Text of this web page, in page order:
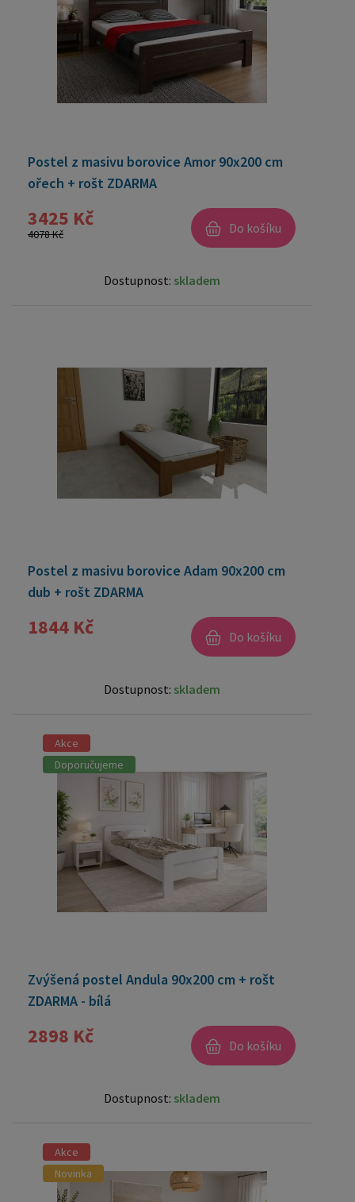
Postel z masivu borovice Amor 90x200 cm
ořech + rošt ZDARMA
3425 Kč
4078 Kč Do košíku
Dostupnost: skladem
Postel z masivu borovice Adam 90x200 cm
dub + rošt ZDARMA
1844 Kč Do košíku
Dostupnost: skladem
Akce
Doporučujeme
Zvýšená postel Andula 90x200 cm + rošt
ZDARMA - bílá
2898 Kč Do košíku
Dostupnost: skladem
Akce
Novinka